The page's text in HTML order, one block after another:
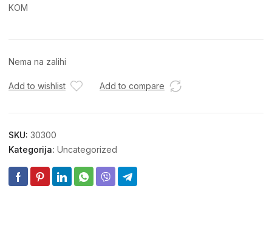
KOM
Nema na zalihi
Add to wishlist Add to compare
SKU: 30300
Kategorija: Uncategorized